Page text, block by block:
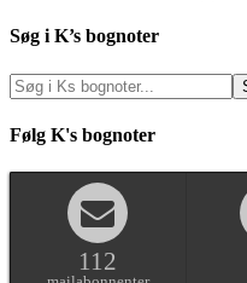
Søg i K’s bognoter
Følg K's bognoter
112